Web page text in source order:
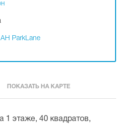
ParkLane
ПОКАЗАТЬ НА КАРТЕ
этаже, 40 квадратов,